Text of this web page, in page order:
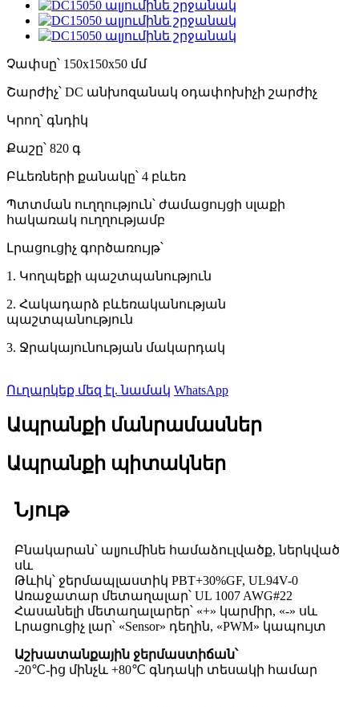
Չափսը՝ 150x150x50 մմ
Շարժիչ՝ DC անխոզանակ օդափոխիչի շարժիչ
Կրող՝ գնդիկ
Քաշը՝ 820 գ
Բևեռների քանակը՝ 4 բևեռ
Պտտման ուղղություն՝ ժամացույցի սլաքի
հակառակ ուղղությամբ
Լրացուցիչ գործառույթ՝
1. Կողպեքի պաշտպանություն
2. Հակադարձ բևեռականության
պաշտպանություն
3. Ջրակայունության մակարդակ
Ուղարկեք մեզ էլ. նամակ WhatsApp
Ապրանքի մանրամասներ
Ապրանքի պիտակներ
Նյութ
Բնակարան՝ ալյումինե համաձուլվածք, ներկված
սև
Թևիկ՝ ջերմապլաստիկ PBT+30%GF, UL94V-0
Առաջատար մետաղալար՝ UL 1007 AWG#22
Հասանելի մետաղալարեր՝ «+» կարմիր, «-» սև
Լրացուցիչ լար՝ «Sensor» դեղին, «PWM» կապույտ
Աշխատանքային ջերմաստիճան՝
-20℃-ից մինչև +80℃ գնդակի տեսակի համար